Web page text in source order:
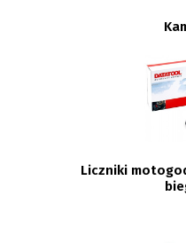
Liczniki